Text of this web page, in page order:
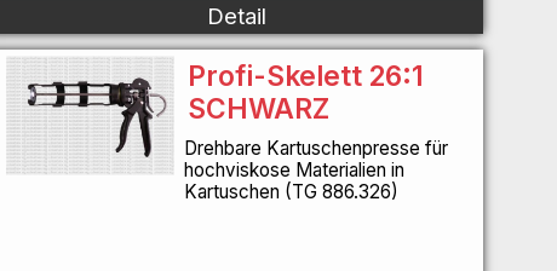
Detail
Profi-Skelett 26:1
SCHWARZ
Drehbare Kartuschenpresse für
hochviskose Materialien in
Kartuschen (TG 886.326)